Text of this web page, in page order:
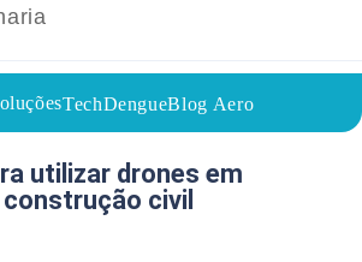
TechDengueBlog Aero
18/05/2026
inicial do blog
utilizar drones em
civil